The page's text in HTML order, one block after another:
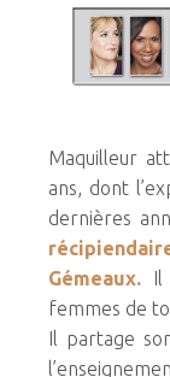
Maquilleur
ans, dont
dernières
Gémeaux. Il
femmes de
Il partage